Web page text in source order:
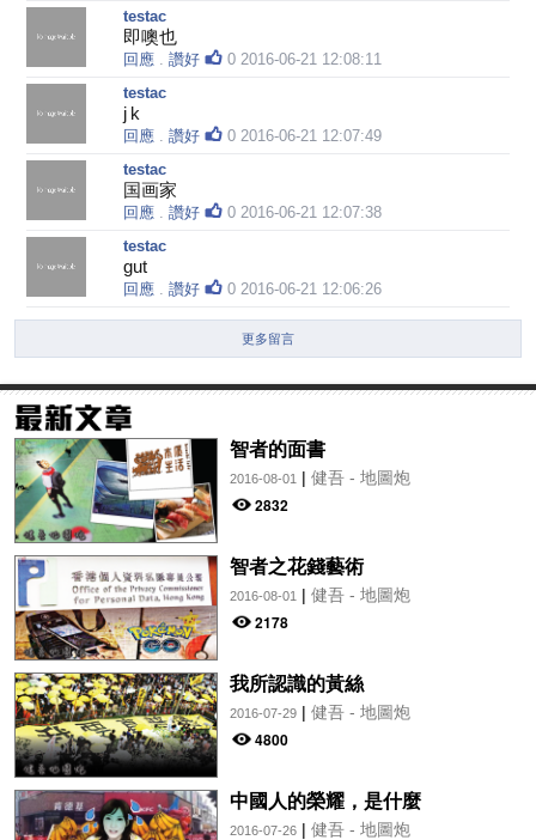
testac
即噢也
回應. 讚好 0 2016-06-21 12:08:11
testac
j k
回應. 讚好 0 2016-06-21 12:07:49
testac
国画家
回應. 讚好 0 2016-06-21 12:07:38
testac
gut
回應. 讚好 0 2016-06-21 12:06:26
更多留言
智者的面書
2016-08-01 | 健吾 - 地圖炮
2832
智者之花錢藝術
2016-08-01 | 健吾 - 地圖炮
2178
我所認識的黃絲
2016-07-29| 健吾 - 地圖炮
4800
中國人的榮耀，是什麼
2016-07-26| 健吾 - 地圖炮